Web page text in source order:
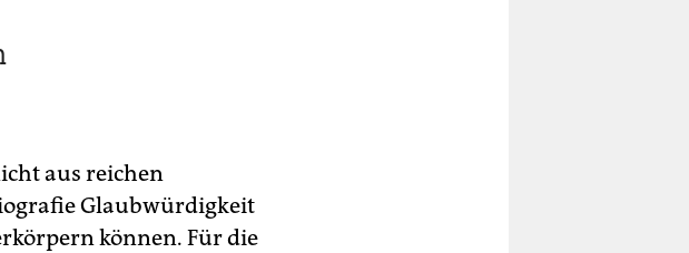
aus reichen
Glaubwürdigkeit
können. Für die